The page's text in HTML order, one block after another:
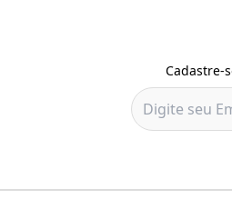
Cadastre-